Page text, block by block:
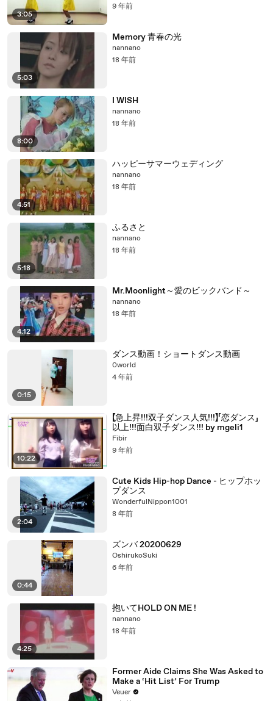
3:05
9 年前
5:03
Memory 青春の光
nannano
18 年前
8:00
I WISH
nannano
18 年前
4:51
ハッピーサマーウェディング
nannano
18 年前
5:18
ふるさと
nannano
18 年前
4:12
Mr.Moonlight～愛のビックバンド～
nannano
18 年前
0:15
ダンス動画！ショートダンス動画
0world
4 年前
10:22
【急上昇!!!双子ダンス人気!!!】「恋ダンス」
以上!!!面白双子ダンス!!! by mgeli1
Fibir
9 年前
2:04
Cute Kids Hip-hop Dance - ヒップホッ
プダンス
WonderfulNippon1001
8 年前
0:44
ズンバ 20200629
OshirukoSuki
6 年前
4:25
抱いてHOLD ON ME !
nannano
18 年前
Former Aide Claims She Was Asked to
Make a ‘Hit List’ For Trump
Veuer